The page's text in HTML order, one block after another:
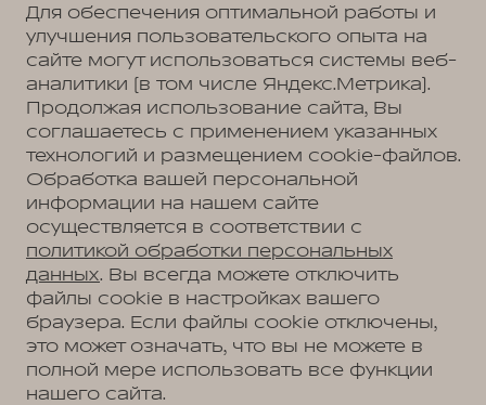
Политика обработки персональных данных
Пользовательское соглашение
Согласие на коммуникацию
Согласие на предоставление персональных данных третьим лицам
Согласие на обработку ПД
Адрес
Владивосток, ул. Тульская, д. 22
Телефон
+7 (423) 279-09-19
АВТОМОБИЛИ В НАЛИЧИИ
МОДЕЛЬНЫЙ РЯД
WEY 05
WEY 07
ПОКУПАТЕЛЯМ
Модельный ряд
Для обеспечения оптимальной работы и
улучшения пользовательского опыта на
сайте могут использоваться системы веб-
аналитики (в том числе Яндекс.Метрика).
Продолжая использование сайта, Вы
соглашаетесь с применением указанных
технологий и размещением cookie-файлов.
Обработка вашей персональной
информации на нашем сайте
осуществляется в соответствии с
политикой обработки персональных
данных. Вы всегда можете отключить
файлы cookie в настройках вашего
браузера. Если файлы cookie отключены,
это может означать, что вы не можете в
полной мере использовать все функции
нашего сайта.